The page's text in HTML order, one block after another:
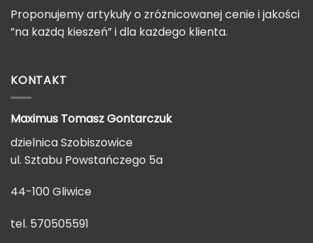
Proponujemy artykuły o zróżnicowanej cenie i jakości
”na każdą kieszeń” i dla każdego klienta.
KONTAKT
Maximus TomaszGontarczuk
dzielnica Szobiszowice
ul. Sztabu Powstańczego 5a
44-100 Gliwice
tel. 570505591